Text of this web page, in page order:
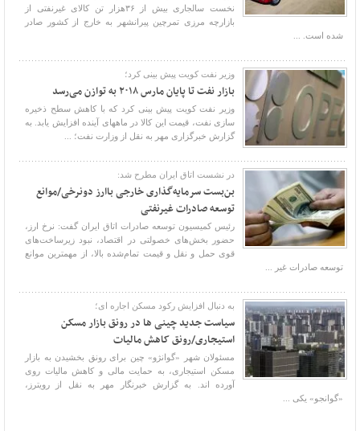
نخست سالجاری بیش از ۳۶هزار تن کالای غیرنفتی از
بازارچه مرزی تمرچین پیرانشهر به خارج از کشور صادر
شده است. ...
وزیر نفت کویت پیش بینی کرد؛
بازار نفت تا پایان مارس ۲۰۱۸ به توازن می‌رسد
وزیر نفت کویت پیش بینی کرد که با کاهش سطح ذخیره
سازی نفت، قیمت این کالا در ماههای آینده افزایش یابد. به
گزارش خبرگزاری مهر به نقل از وزارت نفت؛ ...
در نشست اتاق ایران مطرح شد:
بن‌بست سرمایه‌گذاری خارجی باارز دونرخی/موانع
توسعه صادرات غیرنفتی
رئیس کمیسیون توسعه صادرات اتاق ایران گفت: نرخ ارز،
حضور بخش‌های خصولتی در اقتصاد، نبود زیرساخت‌های
قوی حمل‌ و نقل و قیمت تمام‌شده بالا، از مهمترین موانع
توسعه صادرات غیر ...
به دنبال افزایش رکود مسکن اجاره ای؛
سیاست جدید چینی ها در رونق بازار مسکن
استیجاری/رونق کاهش مالیات
مسئولان شهر «گوانژو» چین برای رونق بخشیدن به بازار
مسکن استیجاری، به حمایت مالی و کاهش مالیات روی
آورده اند. به گزارش خبرنگار مهر به نقل از رویترز،
«گوانجو» یکی ...